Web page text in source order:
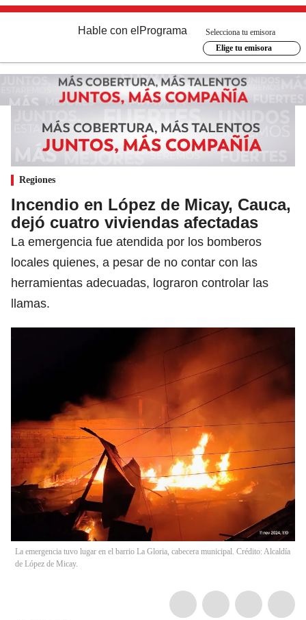
Hable con el Programa
Selecciona tu emisora
Elige tu emisora
Regiones
Incendio en López de Micay, Cauca,
dejó cuatro viviendas afectadas
La emergencia fue atendida por los bomberos
locales quienes, a pesar de no contar con las
herramientas adecuadas, lograron controlar las
llamas.
La emergencia tuvo lugar en el barrio La Gloria, cabecera municipal. Crédito: Alcaldía
de López de Micay.